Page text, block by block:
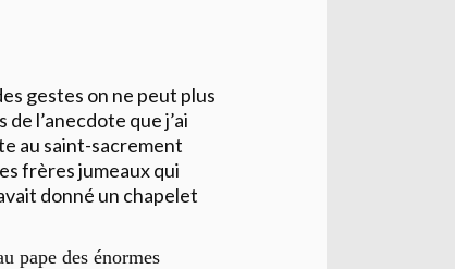
gestes on ne peut plus
l’anecdote que j’ai
au saint-sacrement
frères jumeaux qui
donné un chapelet
pape des énormes